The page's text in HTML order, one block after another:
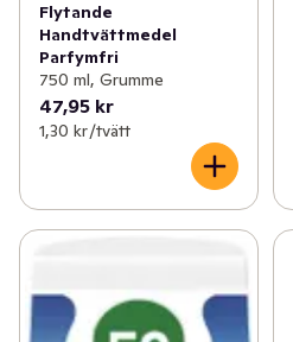
Flytande
Handtvättmedel
Parfymfri
750 ml, Grumme
47,95 kr
1,30 kr /tvätt